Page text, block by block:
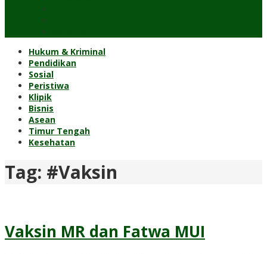
Hukum & Kriminal
Pendidikan
Sosial
Peristiwa
Klipik
Bisnis
Asean
Timur Tengah
Kesehatan
Tag: #Vaksin
Vaksin MR dan Fatwa MUI